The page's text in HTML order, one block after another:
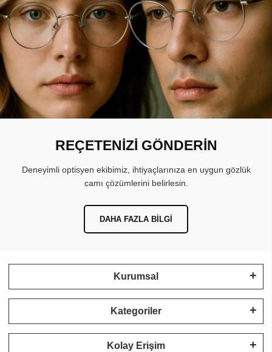
REÇETENİZİ GÖNDERİN
Deneyimli optisyen ekibimiz, ihtiyaçlarınıza en uygun gözlük
camı çözümlerini belirlesin.
DAHA FAZLA BILGI
Kurumsal
Kategoriler
Kolay Erişim